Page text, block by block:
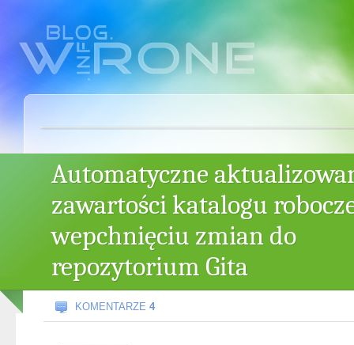
Automatyczne
zawartości katalogu
wepchnięciu zmian do
repozytorium Gita
KOMENTARZE 4